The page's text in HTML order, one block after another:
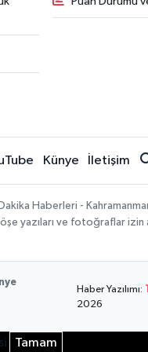
Künye İletişim
Haberleri -
yazıları ve fotoğraflar izin
Haber Yazılımı:
2026
Tamam